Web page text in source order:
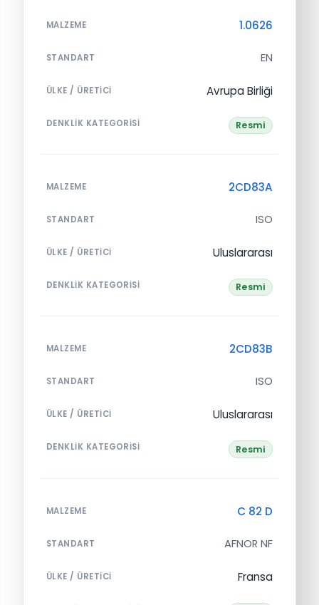
MALZEME 1.0626
STANDART EN
ÜLKE / ÜRETICI Avrupa Birliği
DENKLIK KATEGORISI Resmi
MALZEME 2CD83A
STANDART ISO
ÜLKE / ÜRETICI Uluslararası
DENKLIK KATEGORISI Resmi
MALZEME 2CD83B
STANDART ISO
ÜLKE / ÜRETICI Uluslararası
DENKLIK KATEGORISI Resmi
MALZEME C 82 D
STANDART AFNOR NF
ÜLKE / ÜRETICI Fransa